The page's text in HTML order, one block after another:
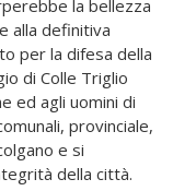
la bellezza
alla definitiva
per la difesa della
di Colle Triglio
ed agli uomini di
provinciale,
e si
della città.